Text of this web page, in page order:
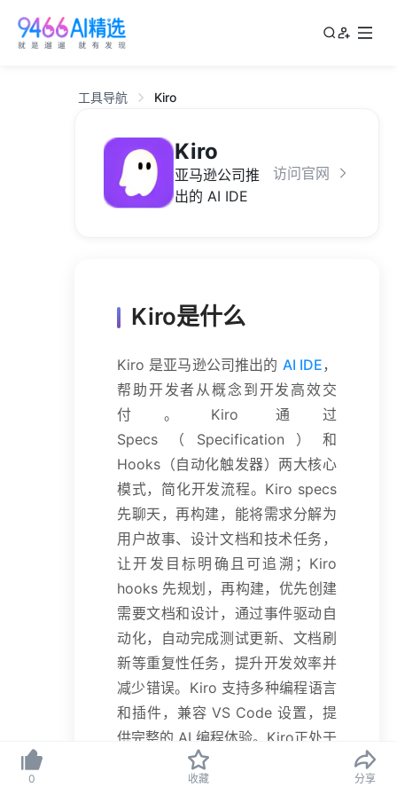
0 收藏 分享
工具导航 Kiro
Kiro
亚马逊公司推
出的 AI IDE
访问官网
Kiro是什么
Kiro 是亚马逊公司推出的 AI IDE ，
帮助开发者从概念到开发高效交
付。Kiro 通过
Specs（Specification）和
Hooks（自动化触发器）两大核心
模式，简化开发流程。Kiro specs
先聊天，再构建，能将需求分解为
用户故事、设计文档和技术任务，
让开发目标明确且可追溯；Kiro
hooks 先规划，再构建，优先创建
需要文档和设计，通过事件驱动自
动化，自动完成测试更新、文档刷
新等重复性任务，提升开发效率并
减少错误。Kiro 支持多种编程语言
和插件，兼容 VS Code 设置，提
供完整的 AI 编程体验。Kiro正处于
预览阶段，目前完全免费，用户可
以免费使用Claude-Sonnet-4和